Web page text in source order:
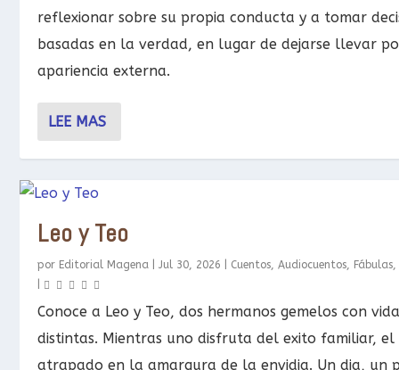
reflexionar sobre su propia conducta y a tomar
basadas en la verdad, en lugar de dejarse llevar
apariencia externa.
LEE MAS
Leo y Teo
por Editorial Magena |Jul 30, 2026 Cuentos,Audiocuentos, Fábulas
Conoce a Leo y Teo, dos hermanos gemelos con
distintas. Mientras uno disfruta del exito familiar,
atrapado en la amargura de la envidia. Un dia, un